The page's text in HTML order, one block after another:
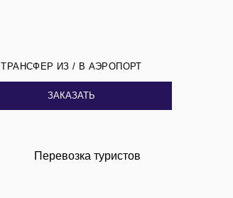
ТРАНСФЕР ИЗ / В АЭРОПОРТ
ЗАКАЗАТЬ